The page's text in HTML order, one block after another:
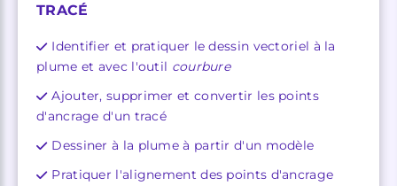
TRACÉ
Identifier et pratiquer le dessin vectoriel à la
plume et avec l'outil courbure
Ajouter, supprimer et convertir les points
d'ancrage d'un tracé
Dessiner à la plume à partir d'un modèle
Pratiquer l'alignement des points d'ancrage